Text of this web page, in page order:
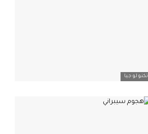
تكنولوجيا